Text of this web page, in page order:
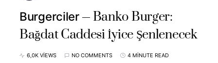
Burgerciler
Banko Burger:
Bağdat Caddesi İyice Şenlenecek
6,0K VIEWS NO COMMENTS 4 MINUTE READ